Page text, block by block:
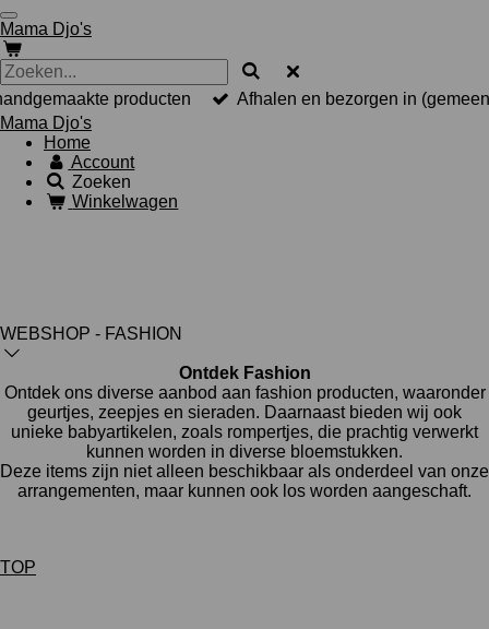
Ga
direct
naar
de
hoofdinhoud
Mama Djo's
producten
Afhalen en bezorgen in
Mama Djo's
Home
Account
Zoeken
Winkelwagen
WEBSHOP - FASHION
Ontdek Fashion
Ontdek ons diverse aanbod aan fashion producten, waaronder
geurtjes, zeepjes en sieraden. Daarnaast bieden wij ook
unieke babyartikelen, zoals rompertjes, die prachtig verwerkt
kunnen worden in diverse bloemstukken.
Deze items zijn niet alleen beschikbaar als onderdeel van onze
arrangementen, maar kunnen ook los worden aangeschaft.
TOP